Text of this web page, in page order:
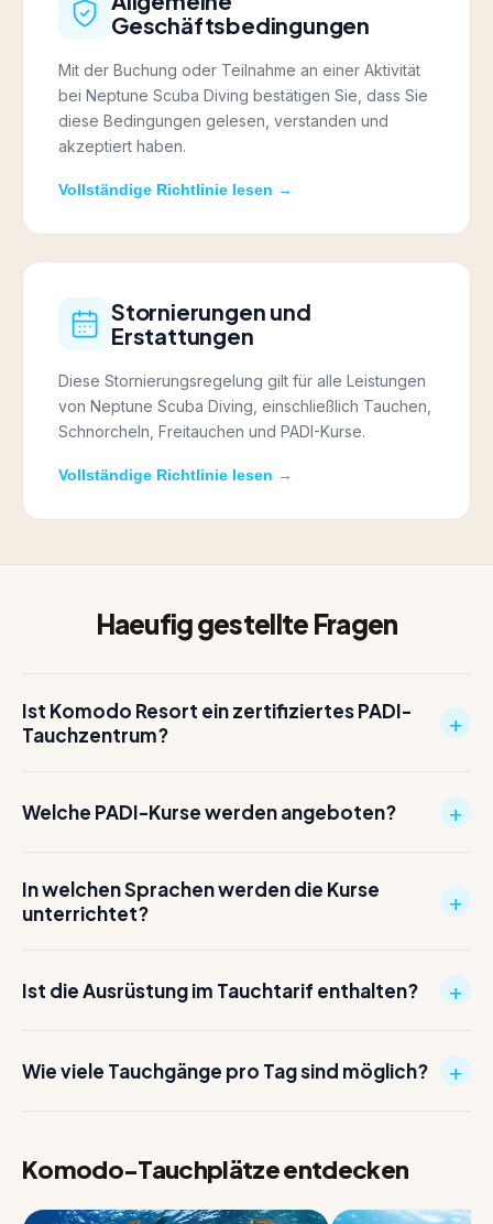
Geschäftsbedingungen
Mit der Buchung oder Teilnahme an einer Aktivität
bei Neptune Scuba Diving bestätigen Sie, dass Sie
diese Bedingungen gelesen, verstanden und
akzeptiert haben.
Vollständige Richtlinie lesen →
Stornierungen und
Erstattungen
Diese Stornierungsregelung gilt für alle Leistungen
von Neptune Scuba Diving, einschließlich Tauchen,
Schnorcheln, Freitauchen und PADI-Kurse.
Vollständige Richtlinie lesen →
Haeufig gestellte Fragen
Ist Komodo Resort ein zertifiziertes PADI-
Tauchzentrum?
+
Welche PADI-Kurse werden angeboten? +
In welchen Sprachen werden die Kurse
unterrichtet?
+
Ist die Ausrüstung im Tauchtarif enthalten? +
Wie viele Tauchgänge pro Tag sind möglich? +
Komodo-Tauchplätze entdecken